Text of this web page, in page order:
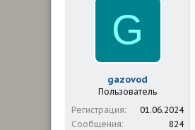
G
gazovod
Пользователь
Регистрация
01.06.2024
Сообщения
824